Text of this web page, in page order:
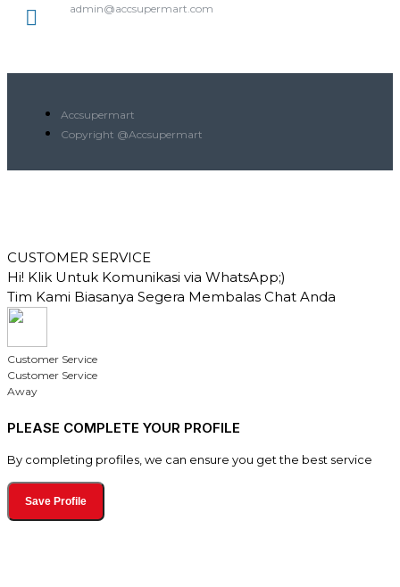
admin@accsupermart.com
Accsupermart
Copyright @Accsupermart
CUSTOMER SERVICE
Hi! Klik Untuk Komunikasi via WhatsApp;)
Tim Kami Biasanya Segera Membalas Chat Anda
Customer Service
Customer Service
Away
PLEASE COMPLETE YOUR PROFILE
By completing profiles, we can ensure you get the best service
Save Profile